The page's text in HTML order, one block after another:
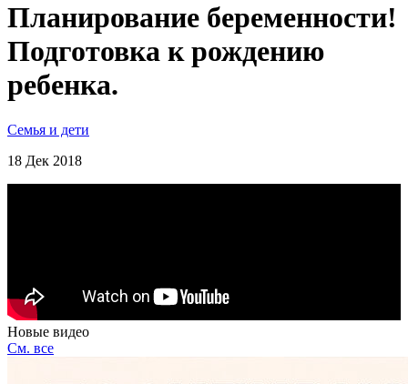
Планирование беременности!
Подготовка к рождению
ребенка.
Семья и дети
18 Дек 2018
Новые видео
См. все